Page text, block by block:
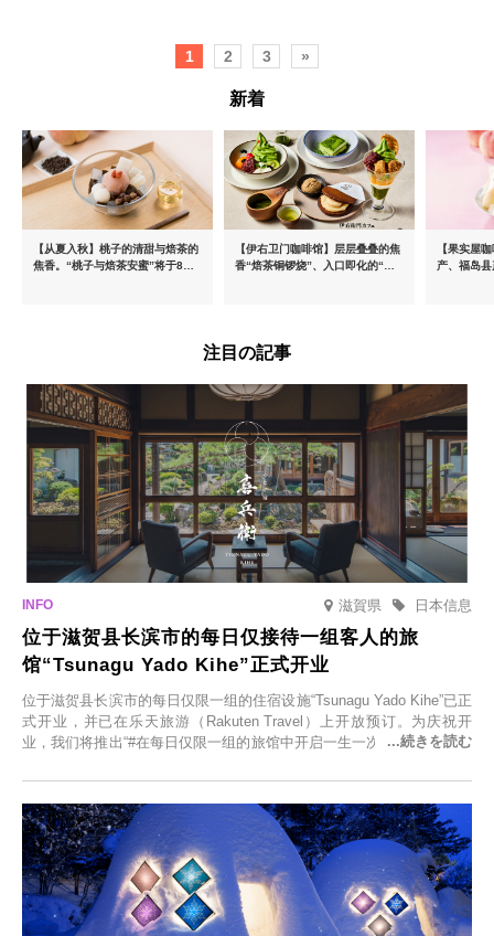
1 2 3 »
新着
【从夏入秋】桃子的清甜与焙茶的
焦香。“桃子与焙茶安蜜”将于8月
【伊右卫门咖啡馆】层层叠叠的焦
香“焙茶铜锣烧”、入口即化的“宇
【果实屋
产、福岛
注目の記事
滋賀県 日本信息
位于滋贺县长滨市的每日仅接待一组客人的旅
馆“Tsunagu Yado Kihe”正式开业
位于滋贺县长滨市的每日仅限一组的住宿设施“Tsunagu Yado Kihe”已正
式开业，并已在乐天旅游（Rakuten Travel）上开放预订。为庆祝开
业，我们将推出“#在每日仅限一组的旅馆中开启一生一次的回忆之旅”活
在此与重要之人共度一段难忘的特别时光。